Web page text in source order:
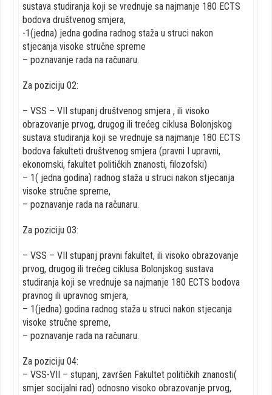
sustava studiranja koji se vrednuje sa najmanje 180 ECTS
bodova društvenog smjera,
-1(jedna) jedna godina radnog staža u struci nakon
stjecanja visoke stručne spreme
– poznavanje rada na računaru.
Za poziciju 02:
– VSS – VII stupanj društvenog smjera , ili visoko
obrazovanje prvog, drugog ili trećeg ciklusa Bolonjskog
sustava studiranja koji se vrednuje sa najmanje 180 ECTS
bodova fakulteti društvenog smjera (pravni I upravni,
ekonomski, fakultet političkih znanosti, filozofski)
– 1( jedna godina) radnog staža u struci nakon stjecanja
visoke stručne spreme,
– poznavanje rada na računaru.
Za poziciju 03:
– VSS – VII stupanj pravni fakultet, ili visoko obrazovanje
prvog, drugog ili trećeg ciklusa Bolonjskog sustava
studiranja koji se vrednuje sa najmanje 180 ECTS bodova
pravnog ili upravnog smjera,
– 1(jedna) godina radnog staža u struci nakon stjecanja
visoke stručne spreme,
– poznavanje rada na računaru.
Za poziciju 04:
– VSS-VII – stupanj, završen Fakultet političkih znanosti(
smjer socijalni rad) odnosno visoko obrazovanje prvog,